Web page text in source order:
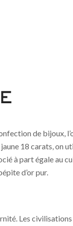
de bijoux,
18 carats, on
à part égale au
d’or pur.
Les civilisations